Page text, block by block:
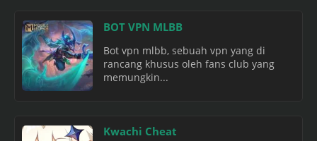
BOT VPN MLBB
Bot vpn mlbb, sebuah vpn yang di
rancang khusus oleh fans club yang
memungkin...
Kwachi Cheat